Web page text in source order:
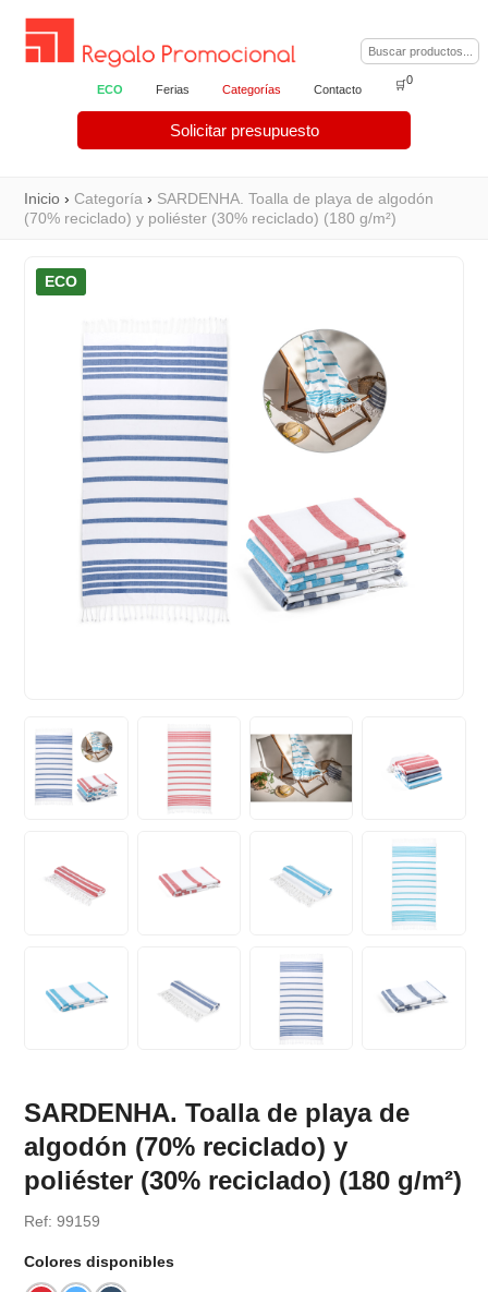
ECO Ferias Categorías Contacto
Solicitar presupuesto
🛒0
Inicio ›Categoría › SARDENHA. Toalla de playa de algodón
(70% reciclado) y poliéster (30% reciclado) (180 g/m²)
ECO
SARDENHA. Toalla de playa de
algodón (70% reciclado) y
poliéster (30% reciclado) (180 g/m²)
Ref: 99159
Colores disponibles